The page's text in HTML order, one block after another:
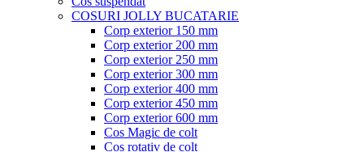
COSURI JOLLY BUCATARIE
Corp exterior 150 mm
Corp exterior 200 mm
Corp exterior 250 mm
Corp exterior 300 mm
Corp exterior 400 mm
Corp exterior 450 mm
Corp exterior 600 mm
Cos Magic de colt
Cos rotativ de colt